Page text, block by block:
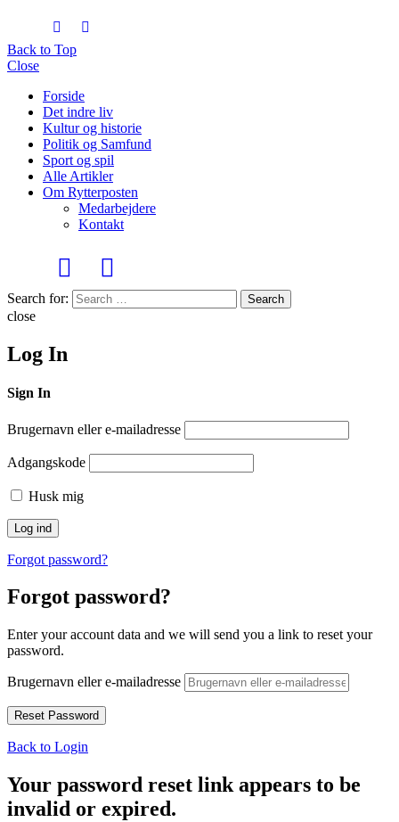
Back to Top
Close
Forside
Det indre liv
Kultur og historie
Politik og Samfund
Sport og spil
Alle Artikler
Om Rytterposten
Medarbejdere
Kontakt
Search for: Search
close
Log In
Sign In
Brugernavn eller e-mailadresse
Adgangskode
Husk mig
Forgot password?
Forgot password?
Enter your account data and we will send you a link to reset your
password.
Brugernavn eller e-mailadresse
Back to Login
Your password reset link appears to be
invalid or expired.